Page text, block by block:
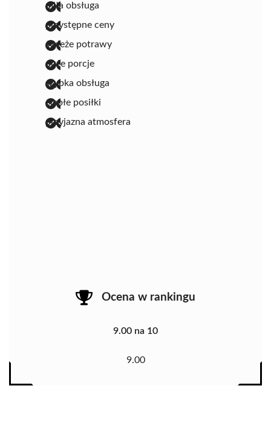
miła obsługa
przystępne ceny
świeże potrawy
duże porcje
szybka obsługa
ciepłe posiłki
przyjazna atmosfera
Ocena w rankingu
9.00 na 10
9.00